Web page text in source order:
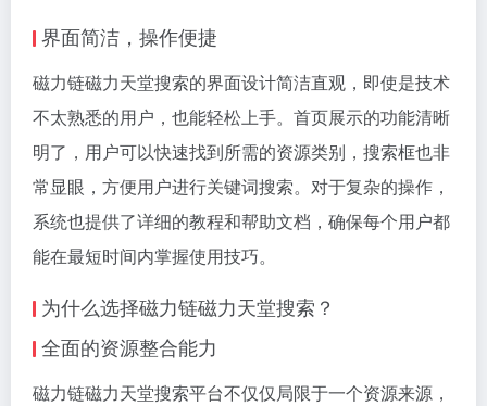
界面简洁，操作便捷
磁力链磁力天堂搜索的界面设计简洁直观，即使是技术
不太熟悉的用户，也能轻松上手。首页展示的功能清晰
明了，用户可以快速找到所需的资源类别，搜索框也非
常显眼，方便用户进行关键词搜索。对于复杂的操作，
系统也提供了详细的教程和帮助文档，确保每个用户都
能在最短时间内掌握使用技巧。
为什么选择磁力链磁力天堂搜索？
全面的资源整合能力
磁力链磁力天堂搜索平台不仅仅局限于一个资源来源，